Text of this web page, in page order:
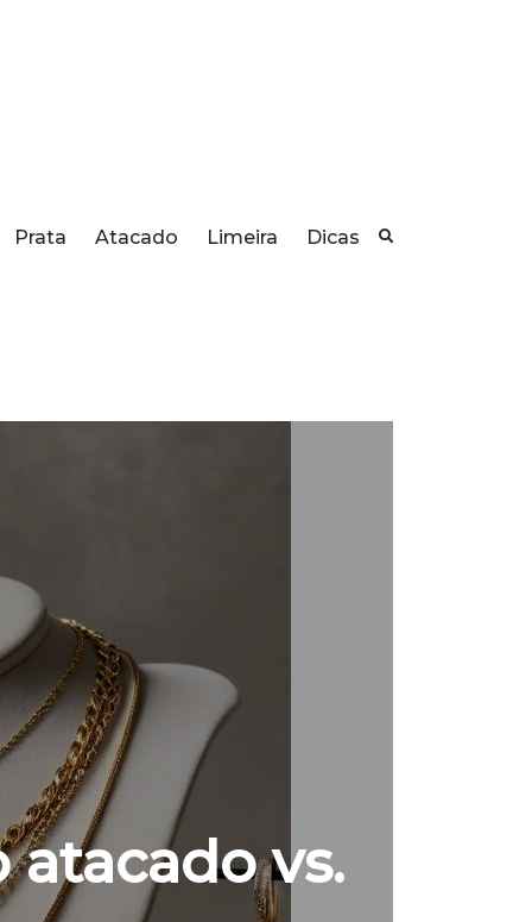
Prata Atacado Limeira Dicas
atacado vs.